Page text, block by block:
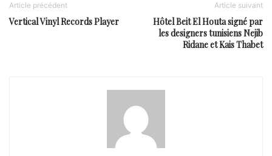
Article précédent
Vertical Vinyl Records Player
Article suivant
Hôtel Beit El Houta signé par
les designers tunisiens Nejib
Ridane et Kais Thabet